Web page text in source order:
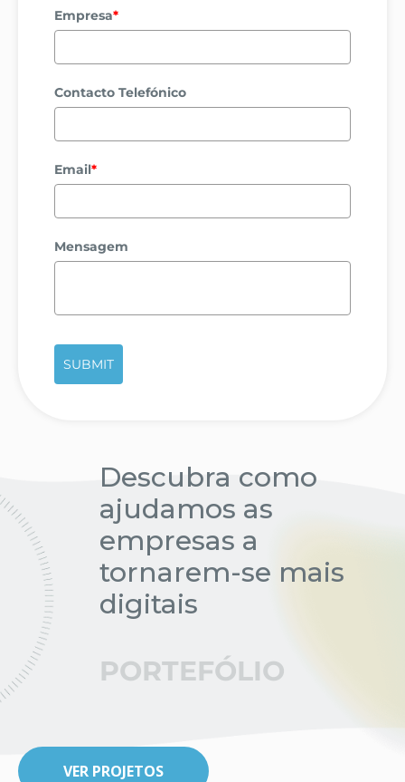
Empresa*
Contacto Telefónico
Email*
Mensagem
SUBMIT
Descubra como
ajudamos as
empresas a
tornarem-se mais
digitais
PORTEFÓLIO
VER PROJETOS